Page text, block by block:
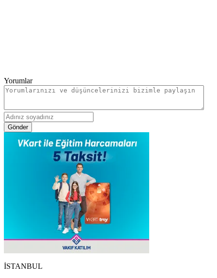
Yorumlar
Gönder
İSTANBUL